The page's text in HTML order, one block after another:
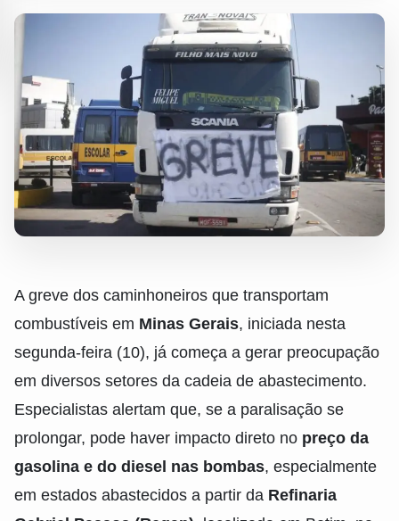
A greve dos caminhoneiros que transportam
combustíveis em Minas Gerais, iniciada nesta
segunda-feira (10), já começa a gerar preocupação
em diversos setores da cadeia de abastecimento.
Especialistas alertam que, se a paralisação se
prolongar, pode haver impacto direto no preço da
gasolina e do diesel nas bombas, especialmente
em estados abastecidos a partir da Refinaria